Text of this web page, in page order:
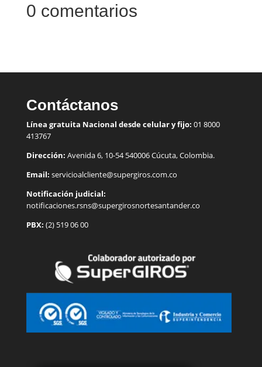
0 comentarios
Contáctanos
Línea gratuita Nacional desde celular y fijo: 01 8000
413767
Dirección: Avenida 6, 10-54 540006 Cúcuta, Colombia.
Email: servicioalcliente@supergiros.com.co
Notificación judicial:
notificaciones.rsns@supergirosnortesantander.co
PBX: (2) 519 06 00